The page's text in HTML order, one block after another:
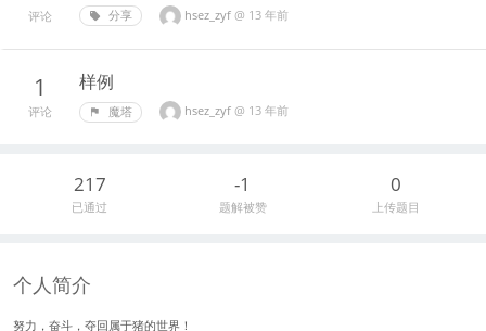
评论 分享 hsez_zyf @ 13 年前
1
评论
样例
魔塔 hsez_zyf @ 13 年前
217
已通过
-1
题解被赞
0
上传题目
个人简介
努力，奋斗，夺回属于猪的世界！